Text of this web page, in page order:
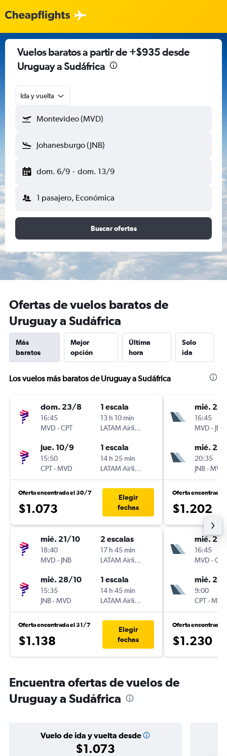
Vuelos baratos a partir de +$935 desde
Uruguay a Sudáfrica
Ida y vuelta
Montevideo (MVD)
Johanesburgo (JNB)
dom. 6/9 - dom. 13/9
1 pasajero, Económica
Buscar ofertas
Ofertas de vuelos baratos de
Uruguay a Sudáfrica
Más
baratos
Mejor
opción
Última
hora
Solo
ida
Los vuelos más baratos de Uruguay a Sudáfrica
dom. 23/8
16:45
MVD -CPT
1 escala
13 h 10 min
LATAM Airlines
jue. 10/9
15:50
CPT-MVD
1 escala
14 h 25 min
LATAM Airlines
Oferta encontrada el 30/7
$1.073
Elegir
fechas
mié. 21/10
18:40
MVD - JNB
2 escalas
17 h 45 min
LATAM Airlines
mié. 28/10
15:35
JNB-MVD
1 escala
14 h 45 min
LATAM Airlines
Oferta encontrada el 31/7
$1.138
Elegir
fechas
mié. 21/
16:45
MVD - JNB
mié.
20:35
JNB-MVD
Oferta encontrada
$1.202
mié. 21/
16:45
MVD -CPT
mié.
9:00
CPT-MVD
Oferta encontrada
$1.230
Encuentra ofertas de vuelos de
Uruguay a Sudáfrica
Vuelo de ida y vuelta desde
$1.073